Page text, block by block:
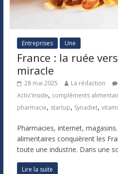
Entreprises Une
France : la ruée
miracle
28 mai 2025 La rédaction
Activ'Inside, compléments
pharmacie, startup, Synadiet,
Pharmacies, internet,
alimentaires conquièrent les
toute une industrie. Dans une
Lire la suite